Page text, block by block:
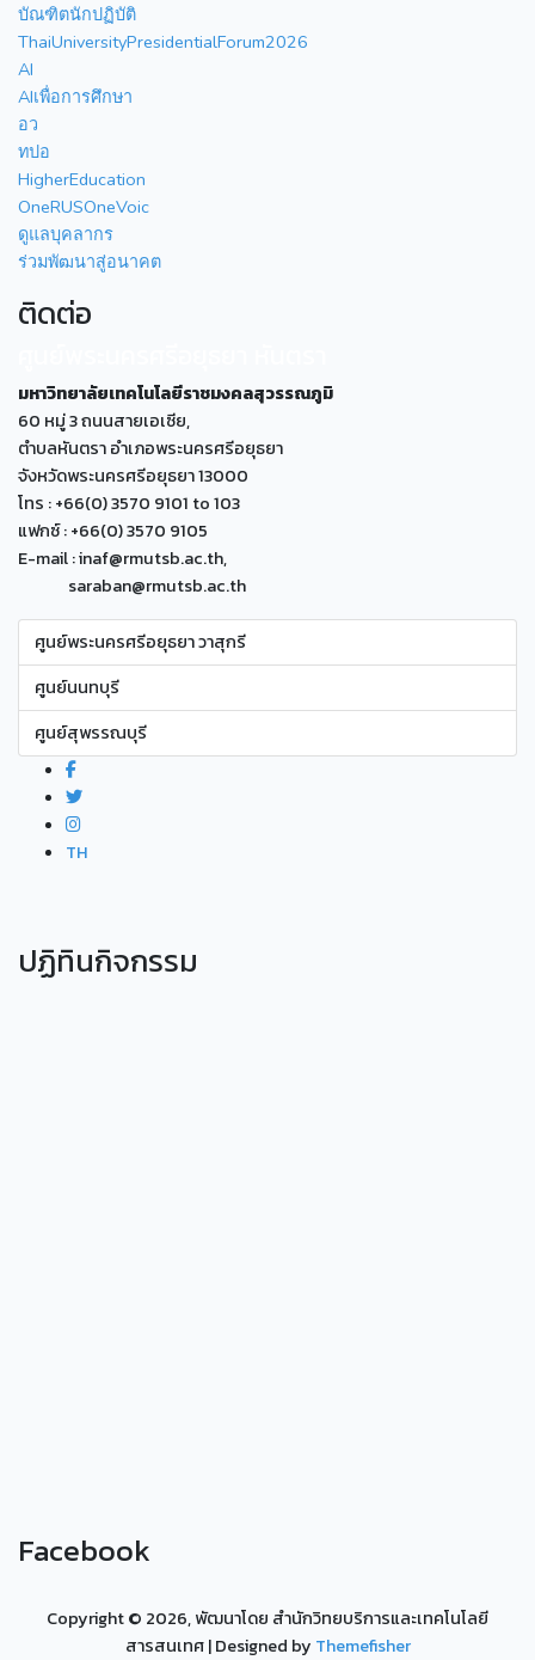
บัณฑิตนักปฏิบัติ
ThaiUniversityPresidentialForum2026
AI
AIเพื่อการศึกษา
อว
ทปอ
HigherEducation
OneRUSOneVoic
ดูแลบุคลากร
ร่วมพัฒนาสู่อนาคต
ติดต่อ
มหาวิทยาลัยเทคโนโลยีราชมงคลสุวรรณภูมิ
60 หมู่ 3 ถนนสายเอเซีย,
ตำบลหันตรา อำเภอพระนครศรีอยุธยา
จังหวัดพระนครศรีอยุธยา 13000
โทร : +66(0) 3570 9101 to 103
แฟกซ์ : +66(0) 3570 9105
E-mail : inaf@rmutsb.ac.th,
saraban@rmutsb.ac.th
ศูนย์พระนครศรีอยุธยา วาสุกรี
ศูนย์นนทบุรี
ศูนย์สุพรรณบุรี
TH
ปฏิทินกิจกรรม
Facebook
Copyright © 2026, พัฒนาโดย สำนักวิทยบริการและเทคโนโลยี
สารสนเทศ| Designed by Themefisher